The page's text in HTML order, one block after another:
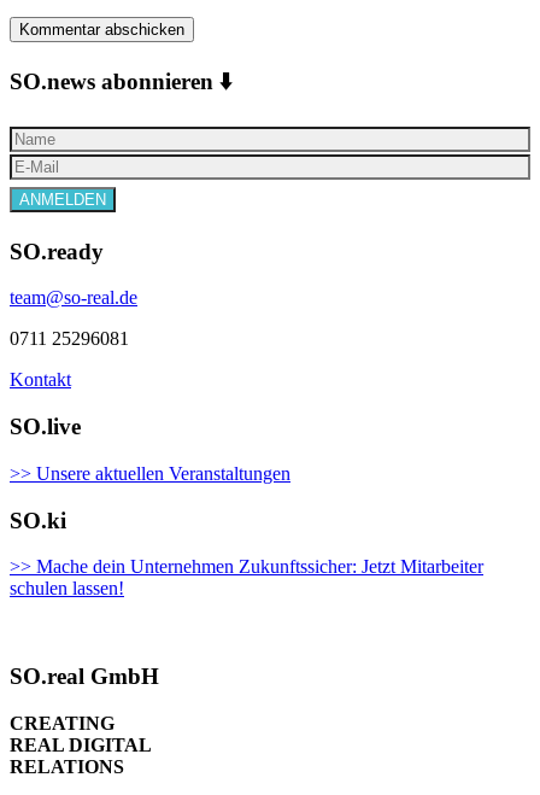
SO.news abonnieren ⬇️
SO.ready
team@so-real.de
0711 25296081
Kontakt
SO.live
>> Unsere aktuellen Veranstaltungen
SO.ki
>> Mache dein Unternehmen Zukunftssicher: Jetzt Mitarbeiter
schulen lassen!
SO.real GmbH
CREATING
REAL DIGITAL
RELATIONS